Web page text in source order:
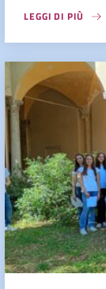
LEGGI DI PIÙ